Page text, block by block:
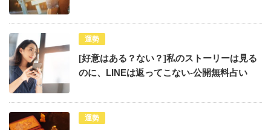
運勢
[好意はある？ない？]私のストーリーは見る
のに、LINEは返ってこない-公開無料占い
運勢